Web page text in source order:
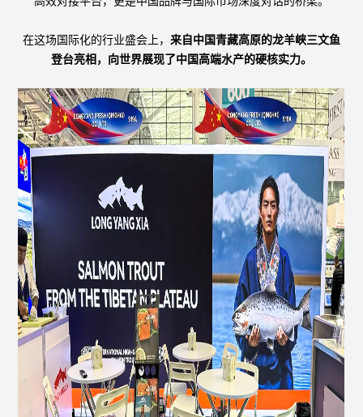
在这场国际化的行业盛会上， 来自中国青藏高原的龙羊峡三文鱼
登台亮相，向世界展现了中国高端水产的硬核实力。